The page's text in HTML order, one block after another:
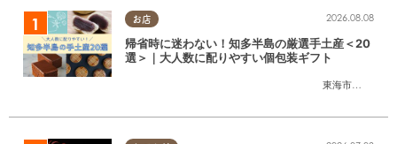
お店
東海市
,大府市
2026.08.08
帰省時に迷わない！知多半島の厳選手土産＜20
選＞｜大人数に配りやすい個包装ギフト